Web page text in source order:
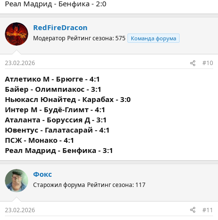
Реал Мадрид - Бенфика - 2:0
RedFireDracon
Модератор Рейтинг сезона: 575 Команда форума
23.02.2026 #10
Атлетико М - Брюгге - 4:1
Байер - Олимпиакос - 3:1
Ньюкасл Юнайтед - Карабах - 3:0
Интер М - Будё-Глимт - 4:1
Аталанта - Боруссия Д - 3:1
Ювентус - Галатасарай - 4:1
ПСЖ - Монако - 4:1
Реал Мадрид - Бенфика - 3:1
Фокс
Старожил форума Рейтинг сезона: 117
23.02.2026 #11